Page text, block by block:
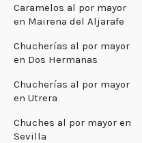
Caramelos al por mayor
en Mairena del Aljarafe
Chucherías al por mayor
en Dos Hermanas
Chucherías al por mayor
en Utrera
Chuches al por mayor en
Sevilla